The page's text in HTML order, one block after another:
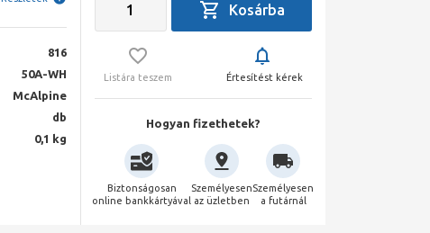
816
50A-WH
McAlpine
db
0,1 kg
Listára teszem Értesítést kérek
Hogyan fizethetek?
Biztonságosan
online bankkártyával
Személyesen
az üzletben
Személyesen
a futárnál